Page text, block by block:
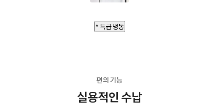
* 특급 냉동
편의 기능
실용적인 수납